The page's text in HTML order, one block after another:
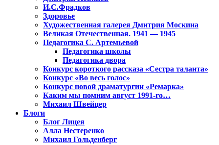
И.С.Фрадков
Здоровье
Художественная галерея Дмитрия Москина
Великая Отечественная. 1941 — 1945
Педагогика С. Артемьевой
Педагогика школы
Педагогика двора
Конкурс короткого рассказа «Сестра таланта»
Конкурс «Во весь голос»
Конкурс новой драматургии «Ремарка»
Каким мы помним август 1991-го…
Михаил Швейцер
Блоги
Блог Лицея
Алла Нестеренко
Михаил Гольденберг